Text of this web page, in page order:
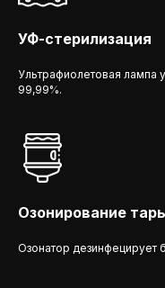
УФ-стерилизация
Ультрафиолетовая лампа
99,99%.
Озонирование
Озонатор дезинфецирует